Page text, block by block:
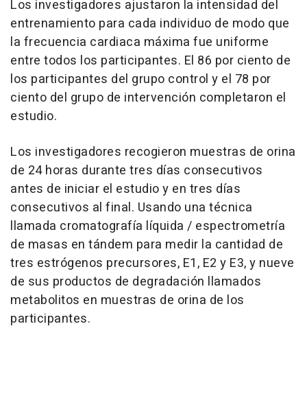
Los investigadores ajustaron la intensidad del
entrenamiento para cada individuo de modo que
la frecuencia cardiaca máxima fue uniforme
entre todos los participantes. El 86 por ciento de
los participantes del grupo control y el 78 por
ciento del grupo de intervención completaron el
estudio.
Los investigadores recogieron muestras de orina
de 24 horas durante tres días consecutivos
antes de iniciar el estudio y en tres días
consecutivos al final. Usando una técnica
llamada cromatografía líquida / espectrometría
de masas en tándem para medir la cantidad de
tres estrógenos precursores, E1, E2 y E3, y nueve
de sus productos de degradación llamados
metabolitos en muestras de orina de los
participantes.